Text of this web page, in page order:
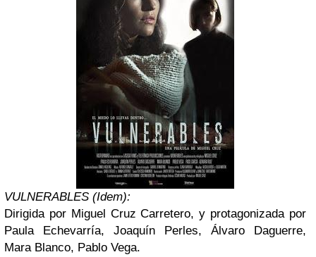
VULNERABLES (Idem):
Dirigida por Miguel Cruz Carretero, y protagonizada por
Paula Echevarría, Joaquín Perles, Álvaro Daguerre,
Mara Blanco, Pablo Vega.